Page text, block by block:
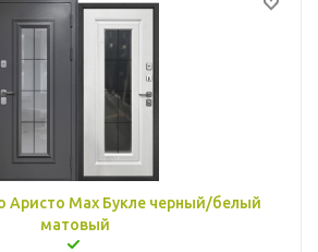
Аристо Мах Букле черный/белый
матовый